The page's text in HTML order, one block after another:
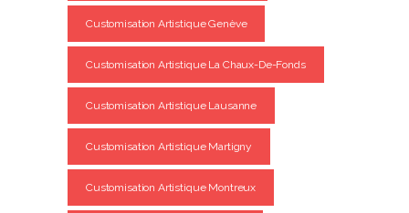
Customisation Artistique Genève
Customisation Artistique La Chaux-De-Fonds
Customisation Artistique Lausanne
Customisation Artistique Martigny
Customisation Artistique Montreux